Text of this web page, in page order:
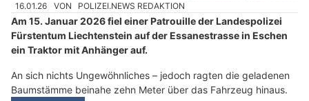
16.01.26 VON POLIZEI.NEWS REDAKTION
Am 15. Januar 2026 fiel einer Patrouille der Landespolizei
Fürstentum Liechtenstein auf der Essanestrasse in Eschen
ein Traktor mit Anhänger auf.
An sich nichts Ungewöhnliches – jedoch ragten die geladenen
Baumstämme beinahe zehn Meter über das Fahrzeug hinaus.